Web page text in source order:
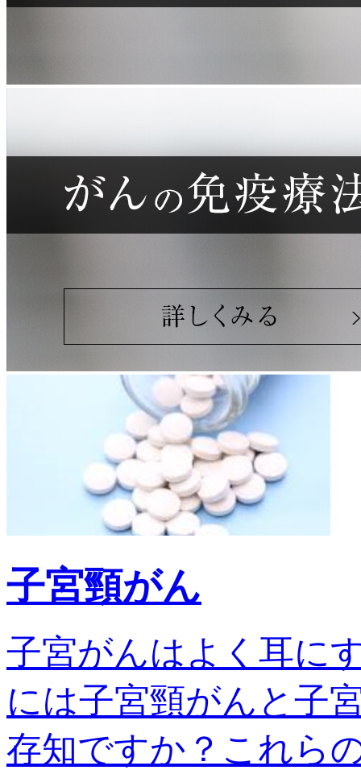
子宮頸がん
子宮がんはよく耳に
には子宮頸がんと子
存知ですか？これら